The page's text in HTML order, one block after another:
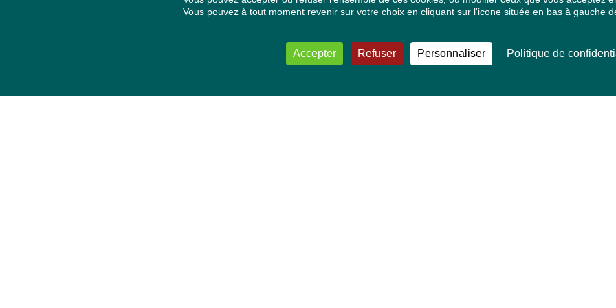
Vous pouvez à tout moment revenir sur votre choix en cliquant sur l'icone située en bas à gauche
Accepter Refuser Personnaliser Politique de